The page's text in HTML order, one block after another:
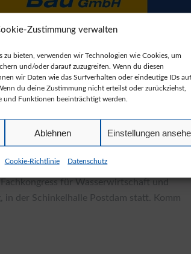
Zustimmung verwalten
zu bieten, verwenden wir Technologien wie Cookies, um
und/oder darauf zuzugreifen. Wenn du diesen
wir Daten wie das Surfverhalten oder eindeutige IDs auf
du deine Zustimmung nicht erteilst oder zurückziehst,
und Funktionen beeinträchtigt werden.
Ablehnen Einstellungen
Cookie-Richtlinie Datenschutz
für Wasserwirtschaft und
der Schinkelhalle Postdam statt. Komm